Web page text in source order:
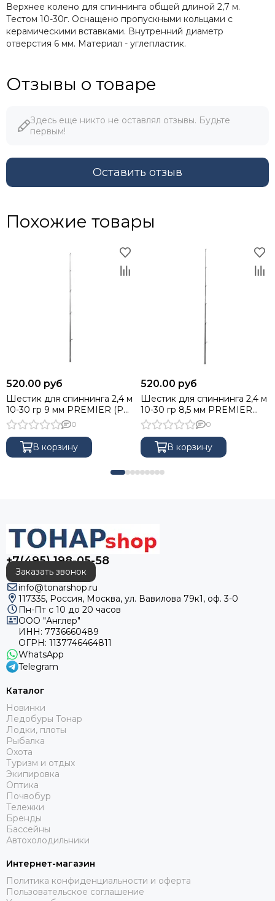
Верхнее колено для спиннинга общей длиной 2,7 м.
Тестом 10-30г. Оснащено пропускными кольцами с
керамическими вставками. Внутренний диаметр
отверстия 6 мм. Материал - углепластик.
Отзывы о товаре
Здесь еще никто не оставлял отзывы. Будьте
первым!
Оставить отзыв
Похожие товары
520.00 руб
Шестик для спиннинга 2,4 м
10-30 гр 9 мм PREMIER (PR-
SH-2.4-10-30-9)0
В корзину
520.00 руб
Шестик для спиннинга 2,4 м
10-30 гр 8,5 мм PREMIER
(PR-SH-2.4-10-30-8.5)
0
В корзину
+7(495) 198-05-58
Заказать звонок
info@tonarshop.ru
117335, Россия, Москва, ул. Вавилова 79к1, оф. 3-0
Пн-Пт с 10 до 20 часов
ООО "Англер"
ИНН: 7736660489
ОГРН: 1137746464811
WhatsApp
Telegram
Каталог
Новинки
Ледобуры Тонар
Лодки, плоты
Рыбалка
Охота
Туризм и отдых
Экипировка
Оптика
Почвобур
Тележки
Бренды
Бассейны
Автохолодильники
Интернет-магазин
Политика конфиденциальности и оферта
Пользовательское соглашение